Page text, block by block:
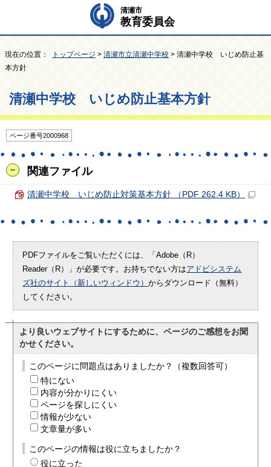
清瀬市
教育委員会
現在の位置： トップページ > 清瀬市立清瀬中学校 > 清瀬中学校 いじめ防止基
本方針
清瀬中学校 いじめ防止基本方針
ページ番号2000968
関連ファイル
清瀬中学校 いじめ防止対策基本方針 （PDF 262.4 KB）
PDFファイルをご覧いただくには、「Adobe（R）
Reader（R）」が必要です。お持ちでない方はアドビシステム
ズ社のサイト（新しいウィンドウ）からダウンロード（無料）
してください。
より良いウェブサイトにするために、ページのご感想をお聞
かせください。
このページに問題点はありましたか？（複数回答可）
特にない
内容が分かりにくい
ページを探しにくい
情報が少ない
文章量が多い
このページの情報は役に立ちましたか？
役に立った